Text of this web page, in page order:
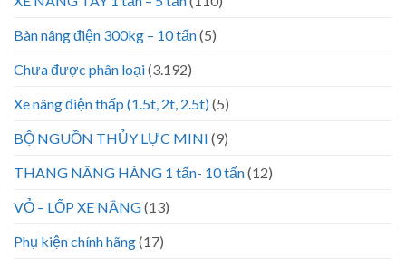
Bàn nâng điện 300kg – 10 tấn(5)
Chưa được phân loại(3.192)
Xe nâng điện thấp (1.5t, 2t, 2.5t)(5)
BỘ NGUỒN THỦY LỰC MINI (9)
THANG NÂNG HÀNG 1 tấn- 10 tấn(12)
VỎ – LỐP XE NÂNG(13)
Phụ kiện chính hãng(17)